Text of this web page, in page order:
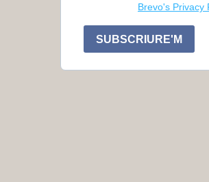
Brevo's Privacy
SUBSCRIURE'M